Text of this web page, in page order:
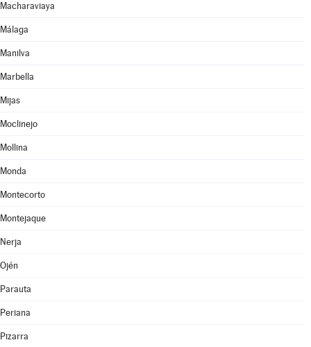
Macharaviaya
Málaga
Manilva
Marbella
Mijas
Moclinejo
Mollina
Monda
Montecorto
Montejaque
Nerja
Ojén
Parauta
Periana
Pizarra